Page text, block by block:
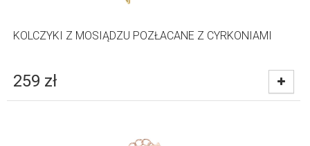
KOLCZYKI Z MOSIĄDZU POZŁACANE Z CYRKONIAMI
259 zł